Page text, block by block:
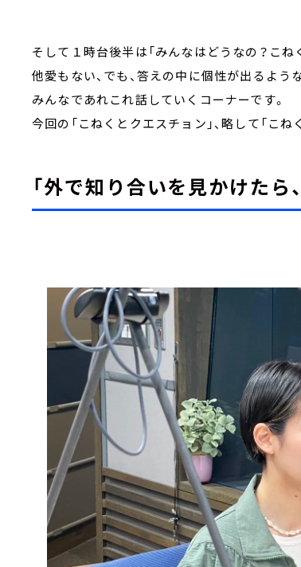
そして１時台後半は「みんなはどうなの
他愛もない、でも、答えの中に個性が出る
みんなであれこれ話していくコーナー
今回の「こねくとクエスチョン」、略して「こ
「外で知り合いを見かけたら